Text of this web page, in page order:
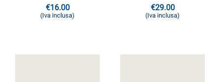
€16.00
(Iva inclusa)
€29.00
(Iva inclusa)